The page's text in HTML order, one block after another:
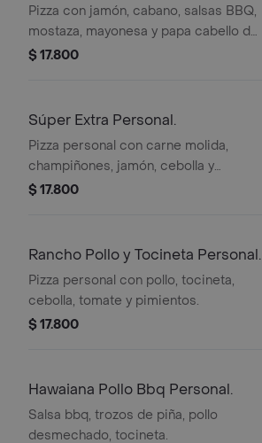
Pizza con jamón, cabano, salsas BBQ,
mostaza, mayonesa y papa cabello de
ángel.
$ 17.800
Súper Extra Personal.
Pizza personal con carne molida,
champiñones, jamón, cebolla y
pimentón.
$ 17.800
Rancho Pollo y Tocineta Personal.
Pizza personal con pollo, tocineta,
cebolla, tomate y pimientos.
$ 17.800
Hawaiana Pollo Bbq Personal.
Salsa bbq, trozos de piña, pollo
desmechado, tocineta.